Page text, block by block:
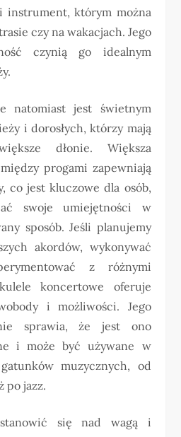
instrument, którym można
czy na wakacjach. Jego
czynią go idealnym
natomiast jest świetnym
i dorosłych, którzy mają
dłonie. Większa
progami zapewniają
co jest kluczowe dla osób,
swoje umiejętności w
sposób. Jeśli planujemy
akordów, wykonywać
z różnymi
koncertowe oferuje
i możliwości. Jego
sprawia, że jest ono
i może być używane w
muzycznych, od
po jazz.
się nad wagą i